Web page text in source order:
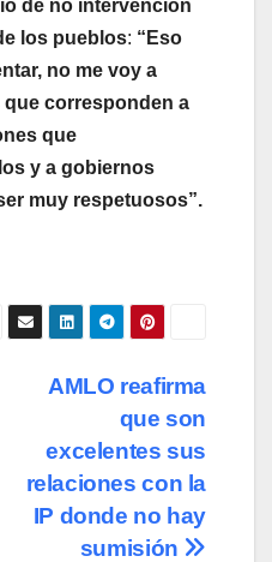
de no intervención
los pueblos: “Eso
no me voy a
corresponden a
que
y a gobiernos
muy respetuosos”.
o
m
AMLO reafirma
que son
excelentes sus
relaciones con la
IP donde no hay
sumisión